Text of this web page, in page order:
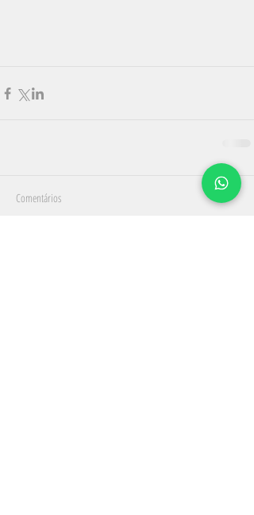
Comentários